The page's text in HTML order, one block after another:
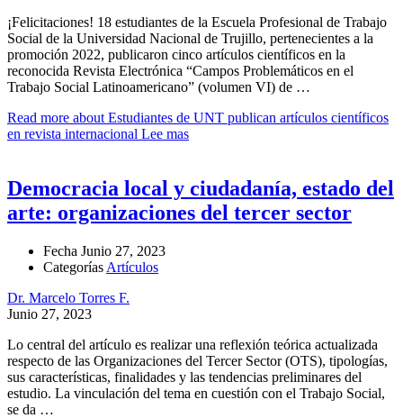
¡Felicitaciones! 18 estudiantes de la Escuela Profesional de Trabajo
Social de la Universidad Nacional de Trujillo, pertenecientes a la
promoción 2022, publicaron cinco artículos científicos en la
reconocida Revista Electrónica “Campos Problemáticos en el
Trabajo Social Latinoamericano” (volumen VI) de …
Read more about Estudiantes de UNT publican artículos científicos
en revista internacional Lee mas
Democracia local y ciudadanía, estado del
arte: organizaciones del tercer sector
Fecha Junio 27, 2023
Categorías Artículos
Dr. Marcelo Torres F.
Junio 27, 2023
Lo central del artículo es realizar una reflexión teórica actualizada
respecto de las Organizaciones del Tercer Sector (OTS), tipologías,
sus características, finalidades y las tendencias preliminares del
estudio. La vinculación del tema en cuestión con el Trabajo Social,
se da …